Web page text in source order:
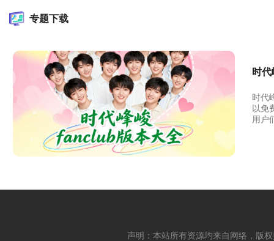
专题下载
时代
时代
以免
用户
声明：本站所有资源均来自网络，版